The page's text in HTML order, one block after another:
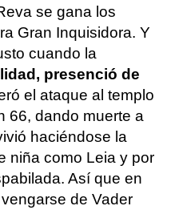
se gana los
Gran Inquisidora. Y
cuando la
presenció de
el ataque al templo
66, dando muerte a
haciéndose la
niña como Leia y por
Así que en
de Vader